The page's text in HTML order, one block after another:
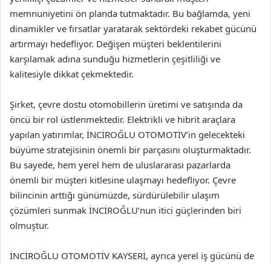
memnuniyetini ön planda tutmaktadır. Bu bağlamda, yeni
dinamikler ve fırsatlar yaratarak sektördeki rekabet gücünü
artırmayı hedefliyor. Değişen müşteri beklentilerini
karşılamak adına sunduğu hizmetlerin çeşitliliği ve
kalitesiyle dikkat çekmektedir.
Şirket, çevre dostu otomobillerin üretimi ve satışında da
öncü bir rol üstlenmektedir. Elektrikli ve hibrit araçlara
yapılan yatırımlar, İNCİROĞLU OTOMOTİV’in gelecekteki
büyüme stratejisinin önemli bir parçasını oluşturmaktadır.
Bu sayede, hem yerel hem de uluslararası pazarlarda
önemli bir müşteri kitlesine ulaşmayı hedefliyor. Çevre
bilincinin arttığı günümüzde, sürdürülebilir ulaşım
çözümleri sunmak İNCİROĞLU’nun itici güçlerinden biri
olmuştur.
İNCİROĞLU OTOMOTİV KAYSERİ, ayrıca yerel iş gücünü de